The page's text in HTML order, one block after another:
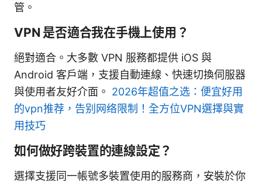
管。
VPN 是否適合我在手機上使用？
絕對適合。大多數 VPN 服務都提供 iOS 與
Android 客戶端，支援自動連線、快速切換伺服器
與使用者友好介面。 2026年超值之选：便宜好用
的vpn推荐，告别网络限制！全方位VPN選擇與實
用技巧
如何做好跨裝置的連線設定？
選擇支援同一帳號多裝置使用的服務商，安裝於你